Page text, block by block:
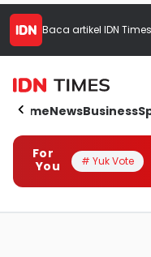
Baca artikel IDN Times
HomeNewsBusiness
For
You
# Yuk Vote